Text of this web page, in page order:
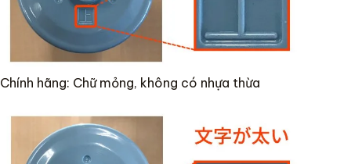
Chính hãng: Chữ mỏng, không có nhựa thừa